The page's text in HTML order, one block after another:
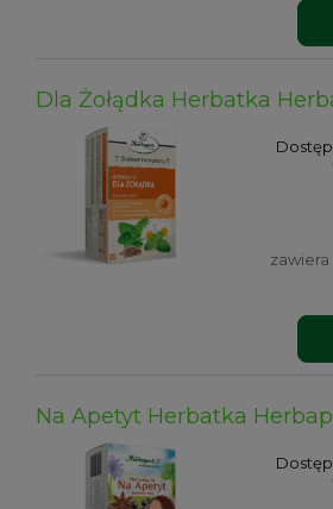
Dla Żołądka Herbatka
Na Apetyt Herbatka